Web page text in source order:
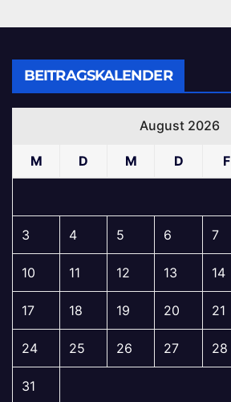
BEITRAGSKALENDER
August 2026
M D M D F
3 4 5 6 7
10 11 12 13 14
17 18 19 20 21
24 25 26 27 28
31